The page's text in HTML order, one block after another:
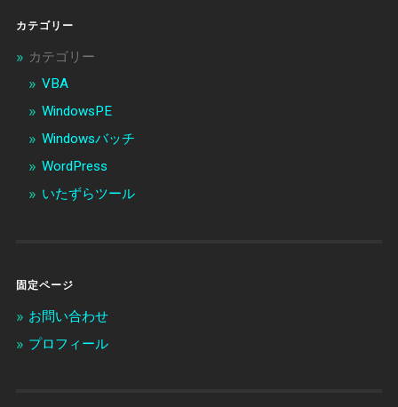
カテゴリー
カテゴリー
VBA
WindowsPE
Windowsバッチ
WordPress
いたずらツール
固定ページ
お問い合わせ
プロフィール